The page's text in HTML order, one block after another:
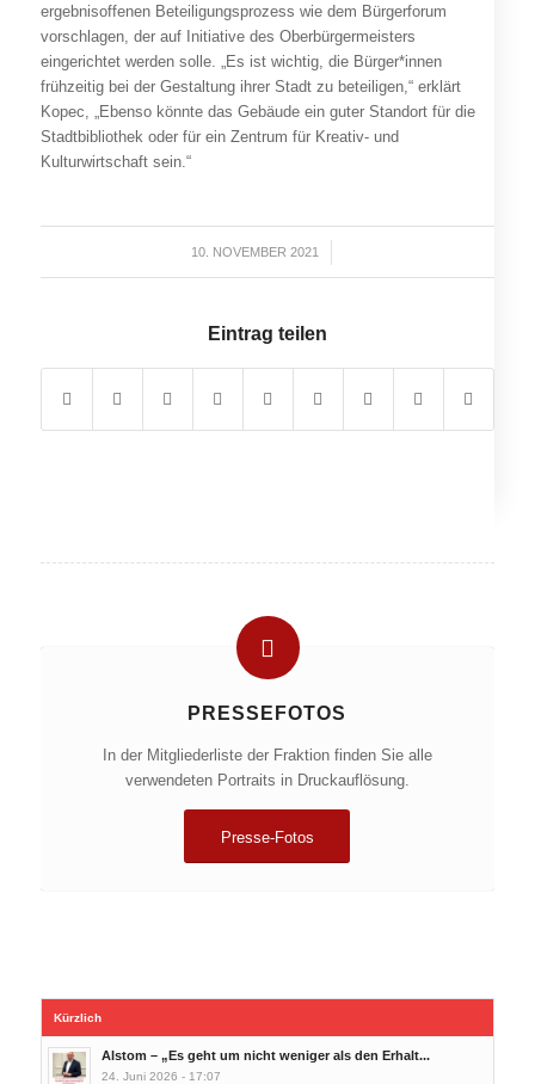
ergebnisoffenen Beteiligungsprozess wie dem Bürgerforum
vorschlagen, der auf Initiative des Oberbürgermeisters
eingerichtet werden solle. „Es ist wichtig, die Bürger*innen
frühzeitig bei der Gestaltung ihrer Stadt zu beteiligen,“ erklärt
Kopec, „Ebenso könnte das Gebäude ein guter Standort für die
Stadtbibliothek oder für ein Zentrum für Kreativ- und
Kulturwirtschaft sein.“
10. NOVEMBER 2021
/
Eintrag teilen
PRESSEFOTOS
In der Mitgliederliste der Fraktion finden Sie alle
verwendeten Portraits in Druckauflösung.
Presse-Fotos
Kürzlich
Alstom – „Es geht um nicht weniger als den Erhalt...
24. Juni 2026 - 17:07